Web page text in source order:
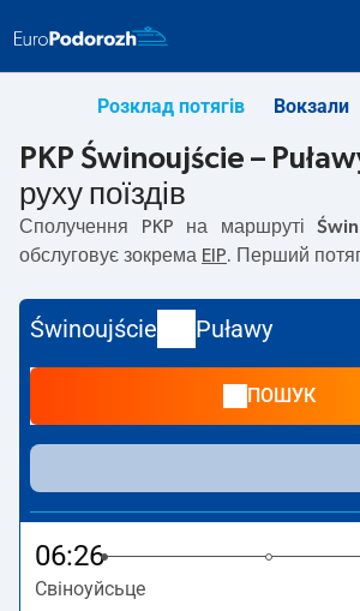
Розклад потягів Вокзали
PKP Świnoujście –
руху поїздів
Сполучення PKP на маршруті
обслуговує зокрема EIP . Перший
курсують також інші потяги:
нижчу ціну квитка і зазвичай
Потяг завершує маршрут на станції
Świnoujście Puławy
ПОШУК
06:26
Свіноуйсьце